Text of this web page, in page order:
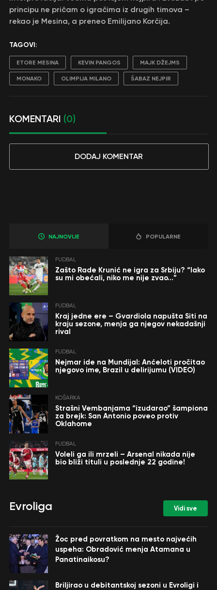
principu ne pričam o igračima iz drugih timova –
rekao je Mesina, a preneo Emilijano Korčija.
TAGOVI:
ETORE MESINA KEVIN PANGOS MAJK DŽEJMS
MONAKO OLIMPIJA MILANO ŠABAZ NEJPIR
KOMENTARI (0)
DODAJ KOMENTAR
NAJNOVIJE POPULARNE
FUDBAL
Zašto Rade Krunić ne igra za Srbiju? “Iako
su mi obećali, niko me nije zvao…”
FUDBAL
Kraj jedne ere – Gvardiola napušta Siti na
kraju sezone, menja ga njegov nekadašnji
rival
FUDBAL
Nejmar ide na Mundijal: Anćeloti pročitao
njegovo ime, Brazil u delirijumu (VIDEO)
KOŠARKA
Strašni Vembanjama “izudarao” šampiona
za brejk: San Antonio poveo protiv
Oklahome
FUDBAL
Voleli ga ili mrzeli – Arsenal nikada nije
bio bliži tituli u poslednje 22 godine!
Evroliga Vidi sve
Žoc pred povratkom na mesto najvećih
uspeha: Obradović menja Atamana u
Panatinaikosu?
Briljirao u debitantskoj sezoni u Evroligi i